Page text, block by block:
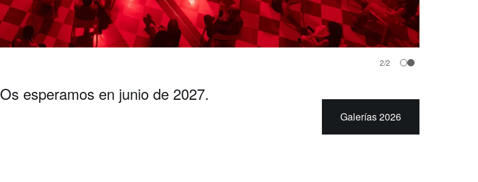
2/2
Os esperamos en junio de 2027.
Galerías 2026